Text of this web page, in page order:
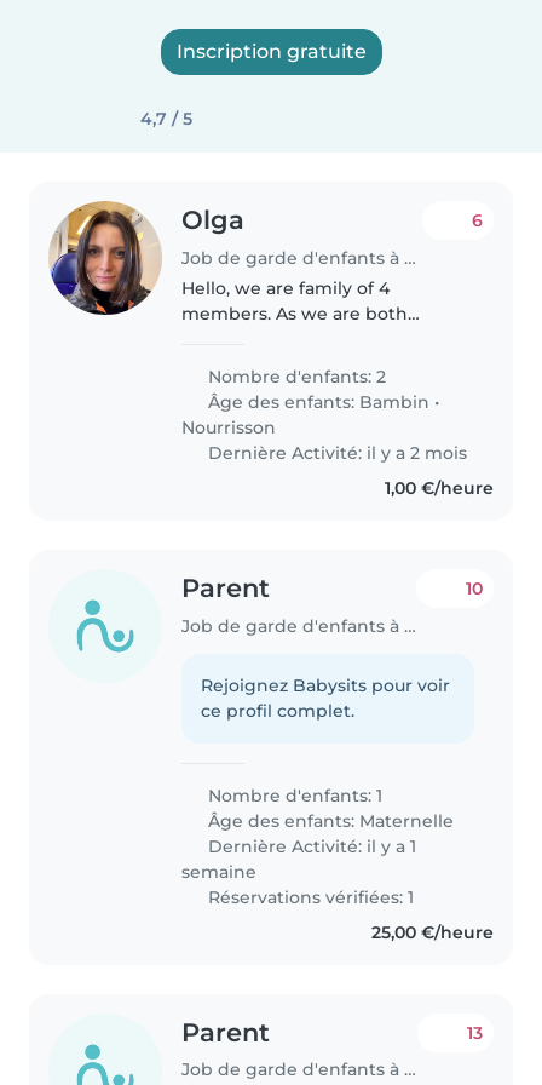
Inscription gratuite
4,7 / 5
Olga
Job de garde d'enfants à Redange
6
Hello, we are family of 4
members. As we are both
looking for a babysitter from
time to time for our kids. We
would Like to find a reliable
babysitter..
Nombre d'enfants: 2
Âge des enfants: Bambin •
Nourrisson
Dernière Activité: il y a 2 mois
1,00 €/heure
Parent
Job de garde d'enfants à Redange
10
Rejoignez Babysits pour voir
ce profil complet.
Nombre d'enfants: 1
Âge des enfants: Maternelle
Dernière Activité: il y a 1
semaine
Réservations vérifiées: 1
25,00 €/heure
Parent
Job de garde d'enfants à Redange
13